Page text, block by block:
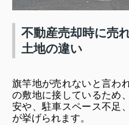
不動産売却時に売
土地の違い
旗竿地が売れないと言わ
の敷地に接しているため
安や、駐車スペース不足
が挙げられます。